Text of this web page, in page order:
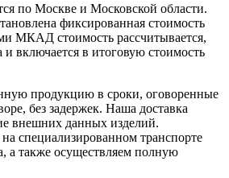
по Москве и Московской области.
фиксированная стоимость
МКАД стоимость рассчитывается,
и включается в итоговую стоимость
продукцию в сроки, оговоренные
без задержек. Наша доставка
внешних данных изделий.
специализированном транспорте
а также осуществляем полную